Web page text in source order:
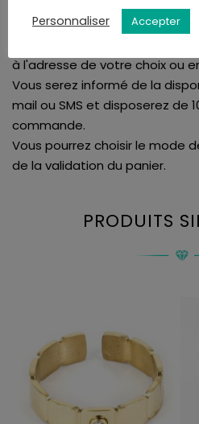
soignée. Tous nos articles
à l'adresse de votre choix ou
Vous serez informé de la
mail ou SMS et disposerez de
commande.
Vous pourrez choisir le mode
de la validation du panier.
PRODUITS
Personnaliser
Accepter